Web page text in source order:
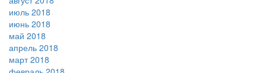
июль 2018
июнь 2018
май 2018
апрель 2018
март 2018